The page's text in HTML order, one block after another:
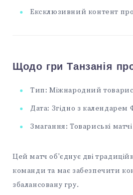
Ексклюзивний контент
Щодо гри Танзанія
Тип: Міжнародний
Дата: Згідно з календарем
Змагання: Товариські
Цей матч об'єднує дві
команди та має забезпечити
збалансовану гру.